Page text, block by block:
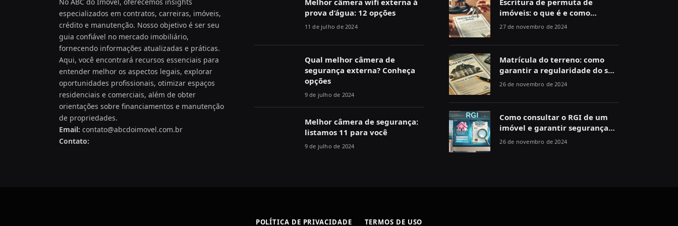
especializados em contratos, carreiras, imóveis,
crédito e manutenção. Nosso objetivo é ser seu
guia confiável no mercado imobiliário,
fornecendo informações atualizadas e práticas.
Aqui, você encontrará recursos essenciais para
entender melhor os aspectos legais, explorar
oportunidades profissionais, otimizar espaços
residenciais e comerciais, além de obter
orientações sobre financiamentos e manutenção
de propriedades.
Email: contato@abcdoimovel.com.br
Contato:
Melhor câmera wifi externa à
prova d’água: 12 opções
11 de julho de 2024
Qual melhor câmera de
segurança externa? Conheça
opções
9 de julho de 2024
Melhor câmera de segurança:
listamos 11 para você
9 de julho de 2024
Escritura de permuta de
imóveis: o que é e como
funciona
27 de novembro de 2024
Matrícula do terreno: como
garantir a regularidade do seu
imóvel
26 de novembro de 2024
Como consultar o RGI de um
imóvel e garantir segurança
jurídica
26 de novembro de 2024
POLÍTICA DE PRIVACIDADE TERMOS DE USO